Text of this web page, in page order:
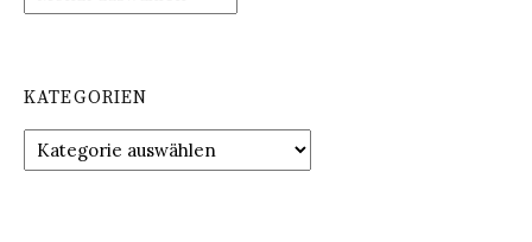
KATEGORIEN
Kategorien